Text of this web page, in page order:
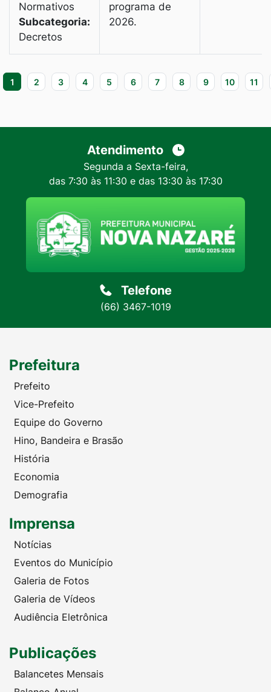
Normativos
Subcategoria:
Decretos
programa de
2026.
1 2 3 4 5 6 7 8 9 10 11
Atendimento
Segunda a Sexta-feira,
das 7:30 às 11:30 e das 13:30 às 17:30
Telefone
(66) 3467-1019
Prefeitura
Prefeito
Vice-Prefeito
Equipe do Governo
Hino, Bandeira e Brasão
História
Economia
Demografia
Imprensa
Notícias
Eventos do Município
Galeria de Fotos
Galeria de Vídeos
Audiência Eletrônica
Publicações
Balancetes Mensais